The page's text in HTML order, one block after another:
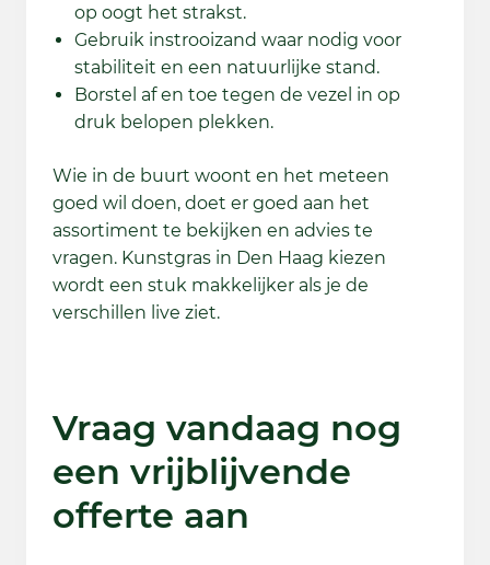
op oogt het strakst.
Gebruik instrooizand waar nodig voor
stabiliteit en een natuurlijke stand.
Borstel af en toe tegen de vezel in op
druk belopen plekken.
Wie in de buurt woont en het meteen
goed wil doen, doet er goed aan het
assortiment te bekijken en advies te
vragen. Kunstgras in Den Haag kiezen
wordt een stuk makkelijker als je de
verschillen live ziet.
Vraag vandaag nog
een vrijblijvende
offerte aan